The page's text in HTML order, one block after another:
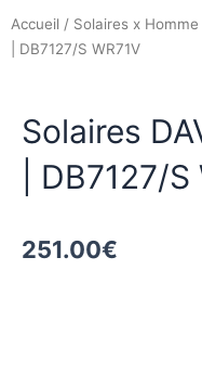
Accueil / Solaires x Homme
| DB7127/S WR71V
Solaires
| DB7127/
251.00€